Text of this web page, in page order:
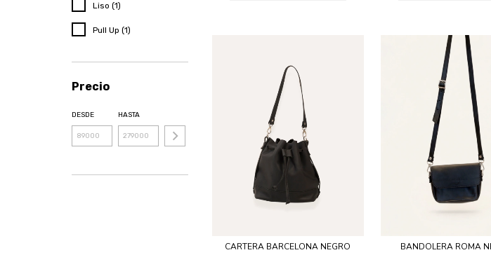
Liso (1)
Pull Up (1)
Precio
DESDE HASTA
CARTERA BARCELONA NEGRO BANDOLERA ROMA